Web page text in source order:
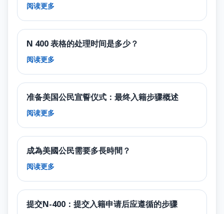
阅读更多
N 400 表格的处理时间是多少？
阅读更多
准备美国公民宣誓仪式：最终入籍步骤概述
阅读更多
成為美國公民需要多長時間？
阅读更多
提交N-400：提交入籍申请后应遵循的步骤